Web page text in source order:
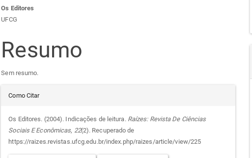
Conteúdo
do
artigo
principal
Os Editores
UFCG
Resumo
Sem resumo.
Detalhes
do
artigo
Como Citar
Os Editores. (2004). Indicações de leitura. Raízes: Revista De Ciências
Sociais E Econômicas, 22(2). Recuperado de
https://raizes.revistas.ufcg.edu.br/index.php/raizes/article/view/225